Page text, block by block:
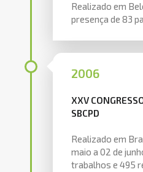
Realizado em
presença de 83
2006
XXV
SBCPD
Realizado em
maio a 02 de
trabalhos e 495